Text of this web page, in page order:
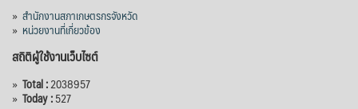
» สำนักงานสภาเกษตรกรจังหวัด
» หน่วยงานที่เกี่ยวข้อง
สถิติผู้ใช้งานเว็บไซต์
» Total :2038957
» Today :527